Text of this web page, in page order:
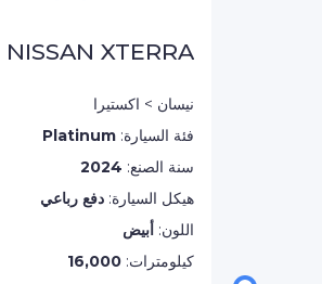
NISSAN XTERRA
نيسان > اكستيرا
فئة السيارة: Platinum
سنة الصنع: 2024
هيكل السيارة: دفع رباعي
اللون: أبيض
كيلومترات: 16,000